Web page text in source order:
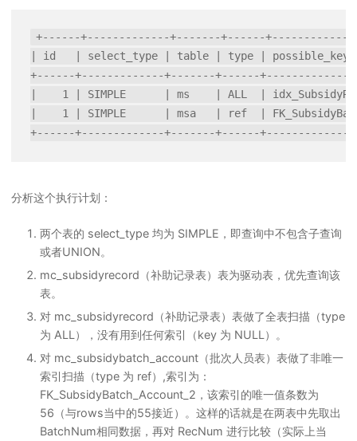
+------+-------------+-------+------
| id   | select_type | table | type |
+------+-------------+-------+------
|    1 | SIMPLE      | ms    | ALL  |
|    1 | SIMPLE      | msa   | ref  |
分析这个执行计划：
两个表的 select_type 均为 SIMPLE，即查询中不包含子查询
或者UNION。
mc_subsidyrecord（补助记录表）表为驱动表，优先查询该
表。
对 mc_subsidyrecord（补助记录表）表做了全表扫描（type
为 ALL），没有用到任何索引（key 为 NULL）。
对 mc_subsidybatch_account（批次人员表）表做了非唯一
索引扫描（type 为 ref）,索引为：
FK_SubsidyBatch_Account_2，该索引的唯一值条数为
56（与rows当中的55接近）。这样的话就是在两表中先取出
BatchNum相同数据，再对 RecNum 进行比较（实际上当